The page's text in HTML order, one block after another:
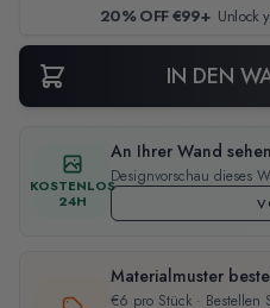
20% OFF €99+ Unlock
IN DEN
KOSTENLOS
24H
An Ihrer Wand sehen
Designvorschau dieses
Materialmuster
€6 pro Stück · Bestellen